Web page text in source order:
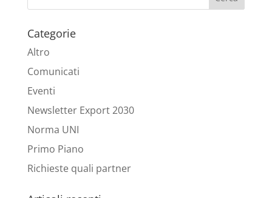
Categorie
Altro
Comunicati
Eventi
Newsletter Export 2030
Norma UNI
Primo Piano
Richieste quali partner